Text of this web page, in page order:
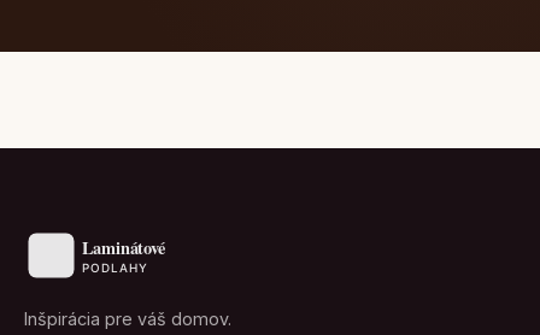
Inšpirácia pre váš domov.